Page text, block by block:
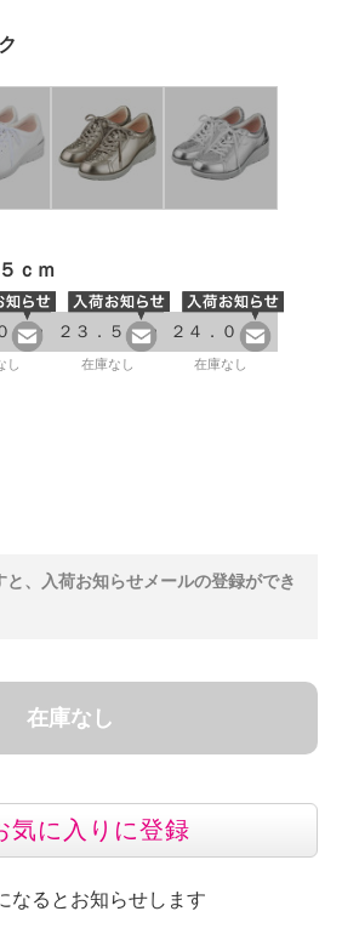
ｃｍ
ｃｍ
し
２３．５ｃｍ
在庫なし
２４．０ｃｍ
在庫なし
と、入荷お知らせメールの登録ができ
在庫なし
気に入りに登録
なるとお知らせします